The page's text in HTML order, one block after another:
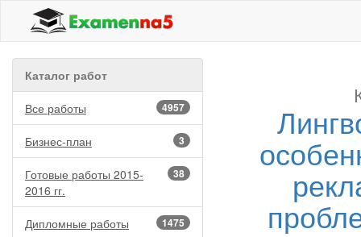
Каталог работ
4957
Все работы
3
Бизнес-план
38
Готовые работы 2015-
2016 гг.
1475
Дипломные работы